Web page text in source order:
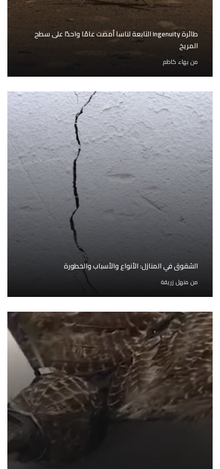
طائرة Ingenuity التابعة لناسا أمضت عامًا واحدًا على سطح
المريخ
من بهاء كاظم
الشقوق في المنازل: الأنواع والأسباب والخطورة
من منهل زريقة